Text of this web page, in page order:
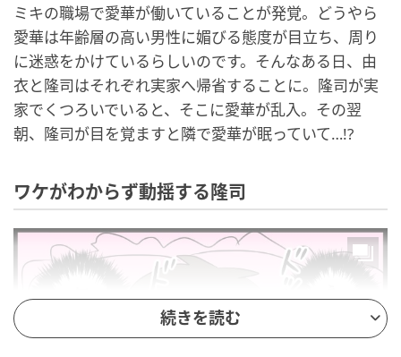
ミキの職場で愛華が働いていることが発覚。どうやら
愛華は年齢層の高い男性に媚びる態度が目立ち、周り
に迷惑をかけているらしいのです。そんなある日、由
衣と隆司はそれぞれ実家へ帰省することに。隆司が実
家でくつろいでいると、そこに愛華が乱入。その翌
朝、隆司が目を覚ますと隣で愛華が眠っていて…!?
ワケがわからず動揺する隆司
続きを読む